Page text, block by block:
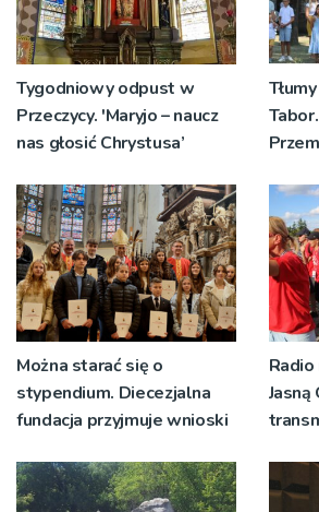
Tygodniowy odpust w
Przeczycy. 'Maryjo – naucz
nas głosić Chrystusa’
Można starać się o
stypendium. Diecezjalna
fundacja przyjmuje wnioski
Jasną